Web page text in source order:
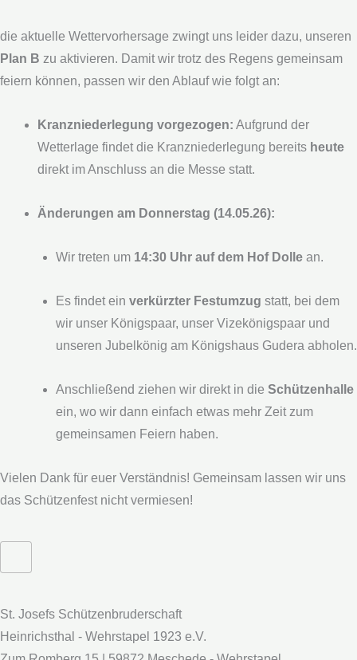
die aktuelle Wettervorhersage zwingt uns leider dazu, unseren
Plan B zu aktivieren. Damit wir trotz des Regens gemeinsam
feiern können, passen wir den Ablauf wie folgt an:
Kranzniederlegung vorgezogen: Aufgrund der
Wetterlage findet die Kranzniederlegung bereits heute
direkt im Anschluss an die Messe statt.
Änderungen am Donnerstag (14.05.26):
Wir treten um 14:30 Uhr auf dem Hof Dollean.
Es findet ein verkürzter Festumzug statt, bei dem
wir unser Königspaar, unser Vizekönigspaar und
unseren Jubelkönig am Königshaus Gudera abholen.
Anschließend ziehen wir direkt in die Schützenhalle
ein, wo wir dann einfach etwas mehr Zeit zum
gemeinsamen Feiern haben.
Vielen Dank für euer Verständnis! Gemeinsam lassen wir uns
das Schützenfest nicht vermiesen!
St. Josefs Schützenbruderschaft
Heinrichsthal - Wehrstapel 1923 e.V.